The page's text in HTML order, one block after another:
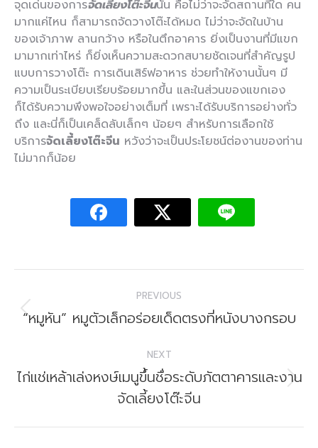
จุดเด่นของการจัดเลี้ยงโต๊ะจีนนั้น คือไม่ว่าจะจัดสถานที่ใด คน
มากแค่ไหน ก็สามารถจัดวางโต๊ะได้หมด ไม่ว่าจะจัดในบ้าน
ของเจ้าภาพ ลานกว้าง หรือในตึกอาคาร ยิ่งเป็นงานที่มีแขก
มามากเท่าไหร่ ก็ยิ่งเห็นความสะดวกสบายชัดเจนที่สำคัญรูป
แบบการวางโต๊ะ การเดินเสิร์ฟอาหาร ช่วยทำให้งานนั้นๆ มี
ความเป็นระเบียบเรียบร้อยมากขึ้น และในส่วนของแขกเอง
ก็ได้รับความพึงพอใจอย่างเต็มที่ เพราะได้รับบริการอย่างทั่ว
ถึง และนี่ก็เป็นเคล็ดลับเล็กๆ น้อยๆ สำหรับการเลือกใช้
บริการจัดเลี้ยงโต๊ะจีน หวังว่าจะเป็นประโยชน์ต่องานของท่าน
ไม่มากก็น้อย
navigation
PREVIOUS
Previous
“หมูหัน” หมูตัวเล็กอร่อยเด็ดตรงที่หนังบางกรอบ
NEXT
Next
post:
ไก่แช่เหล้าเล่งหงษ์เมนูขึ้นชื่อระดับภัตตาคารและงาน
จัดเลี้ยงโต๊ะจีน